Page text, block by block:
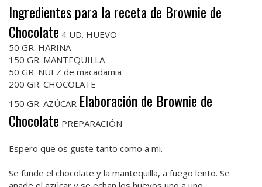
Ingredientes para la receta de Brownie de
Chocolate 4 UD. HUEVO
50 GR. HARINA
150 GR. MANTEQUILLA
50 GR. NUEZ de macadamia
200 GR. CHOCOLATE
150 GR. AZÚCAR Elaboración de Brownie de
Chocolate PREPARACIÓN
Espero que os guste tanto como a mi.
Se funde el chocolate y la mantequilla, a fuego lento. Se